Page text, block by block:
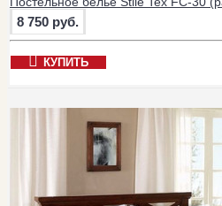
8 750 руб.
КУПИТЬ